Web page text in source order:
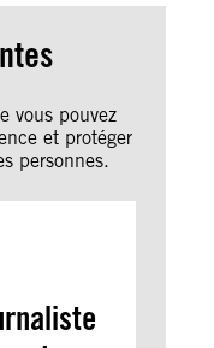
vous pouvez
et protéger
personnes.